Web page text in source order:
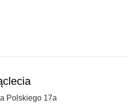
Polskiego 17a